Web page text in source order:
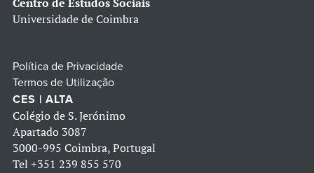
Universidade de Coimbra
Política de Privacidade
Termos de Utilização
CES | ALTA
Colégio de S. Jerónimo
Apartado 3087
3000-995 Coimbra, Portugal
Tel +351 239 855 570